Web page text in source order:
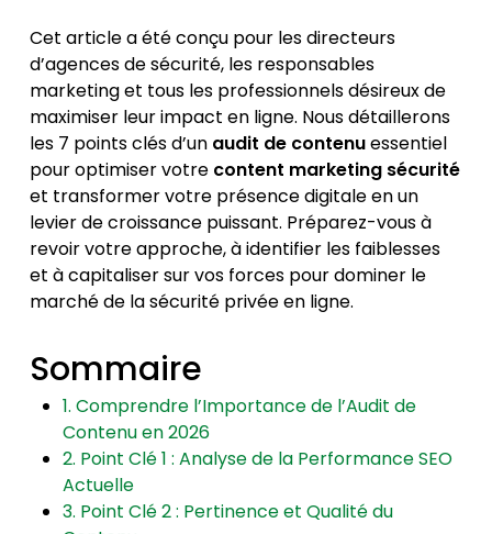
Cet article a été conçu pour les directeurs
d’agences de sécurité, les responsables
marketing et tous les professionnels désireux de
maximiser leur impact en ligne. Nous détaillerons
les 7 points clés d’un audit de contenuessentiel
pour optimiser votre content marketing sécurité
et transformer votre présence digitale en un
levier de croissance puissant. Préparez-vous à
revoir votre approche, à identifier les faiblesses
et à capitaliser sur vos forces pour dominer le
marché de la sécurité privée en ligne.
Sommaire
1. Comprendre l’Importance de l’Audit de
Contenu en 2026
2. Point Clé 1 : Analyse de la Performance SEO
Actuelle
3. Point Clé 2 : Pertinence et Qualité du